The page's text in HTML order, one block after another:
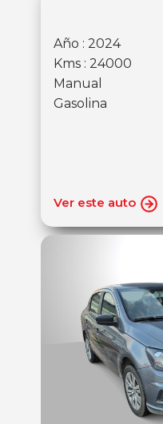
Año : 2024
Kms : 24000
Manual
Gasolina
Ver este auto